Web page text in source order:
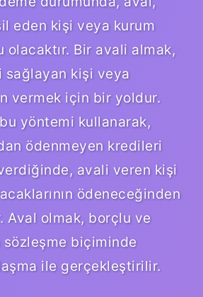
eden kişi veya kurum
olacaktır. Bir avali almak,
sağlayan kişi veya
vermek için bir yoldur.
yöntemi kullanarak,
ödenmeyen kredileri
avali veren kişi
ödeneceğinden
Aval olmak, borçlu ve
sözleşme biçiminde
ile gerçekleştirilir.